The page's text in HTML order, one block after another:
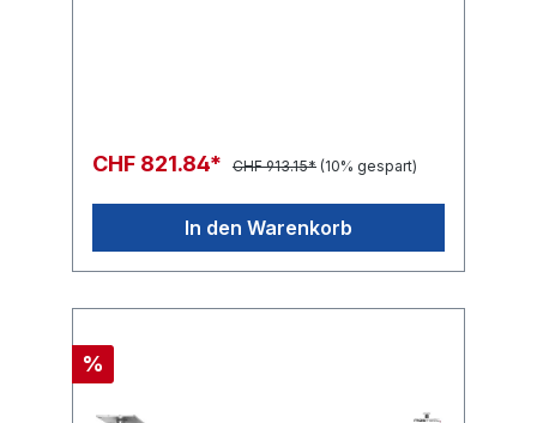
CHF 821.84* CHF 913.15* (10% gespart)
In den Warenkorb
%